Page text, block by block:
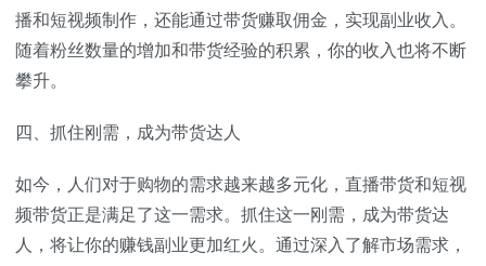
播和短视频制作，还能通过带货赚取佣金，实现副业收入。
随着粉丝数量的增加和带货经验的积累，你的收入也将不断
攀升。
四、抓住刚需，成为带货达人
如今，人们对于购物的需求越来越多元化，直播带货和短视
频带货正是满足了这一需求。抓住这一刚需，成为带货达
人，将让你的赚钱副业更加红火。通过深入了解市场需求，